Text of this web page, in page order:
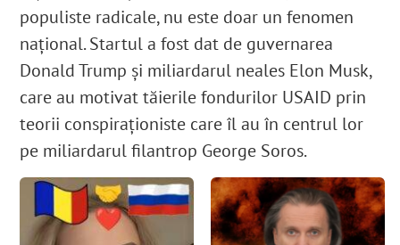
populiste radicale, nu este doar un fenomen
național. Startul a fost dat de guvernarea
Donald Trump și miliardarul neales Elon Musk,
care au motivat tăierile fondurilor USAID prin
teorii conspiraționiste care îl au în centrul lor
pe miliardarul filantrop George Soros.